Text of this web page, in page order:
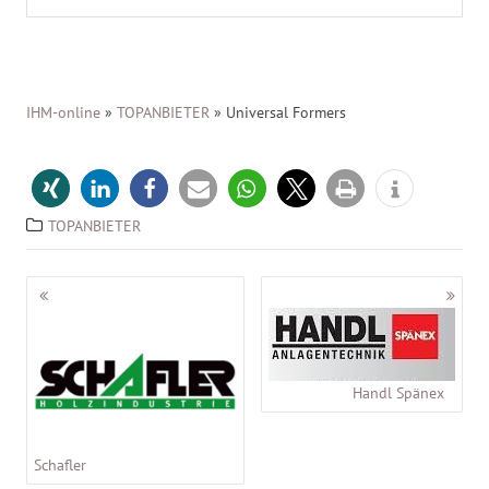
IHM-online »TOPANBIETER » Universal Formers
TOPANBIETER
Beitragsnavigation
Schafler
Handl Spänex